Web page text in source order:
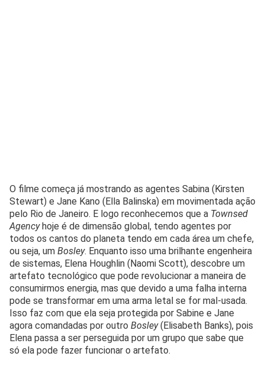
O filme começa já mostrando as agentes Sabina (Kirsten
Stewart) e Jane Kano (Ella Balinska) em movimentada ação
pelo Rio de Janeiro. E logo reconhecemos que a Townsed
Agencyhoje é de dimensão global, tendo agentes por
todos os cantos do planeta tendo em cada área um chefe,
ou seja, um Bosley. Enquanto isso uma brilhante engenheira
de sistemas, Elena Houghlin (Naomi Scott), descobre um
artefato tecnológico que pode revolucionar a maneira de
consumirmos energia, mas que devido a uma falha interna
pode se transformar em uma arma letal se for mal-usada.
Isso faz com que ela seja protegida por Sabine e Jane
agora comandadas por outro Bosley(Elisabeth Banks), pois
Elena passa a ser perseguida por um grupo que sabe que
só ela pode fazer funcionar o artefato.